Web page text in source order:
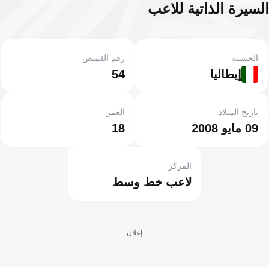
السيرة الذاتية للاعب
إيطاليا
الجنسية
54
رقم القميص
09 مايو 2008
تاريخ الميلاد
18
العمر
لاعب خط وسط
المركز
إعلان